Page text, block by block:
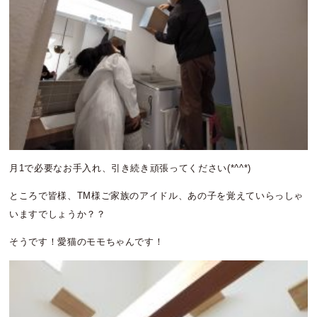
月1で必要なお手入れ、引き続き頑張ってください(*^^*)
ところで皆様、TM様ご家族のアイドル、あの子を覚えていらっしゃ
いますでしょうか？？
そうです！愛猫のモモちゃんです！